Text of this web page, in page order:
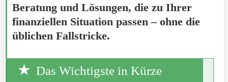
Beratung und Lösungen, die zu Ihrer
finanziellen Situation passen – ohne die
üblichen Fallstricke.
Das Wichtigste in Kürze